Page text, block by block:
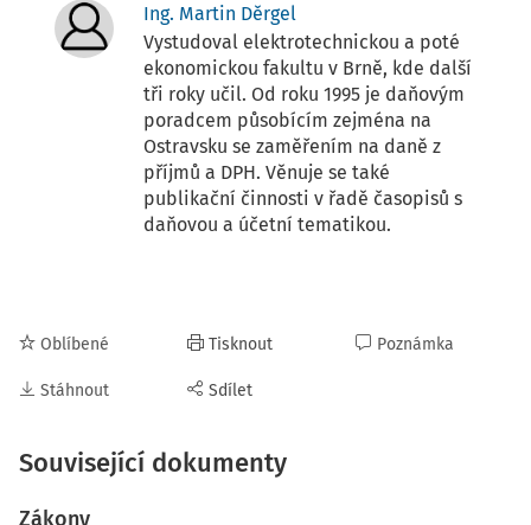
Ing. Martin Děrgel
Vystudoval elektrotechnickou a poté
ekonomickou fakultu v Brně, kde další
tři roky učil. Od roku 1995 je daňovým
poradcem působícím zejména na
Ostravsku se zaměřením na daně z
příjmů a DPH. Věnuje se také
publikační činnosti v řadě časopisů s
daňovou a účetní tematikou.
Oblíbené
Stáhnout
Tisknout
Sdílet
Poznámka
Související dokumenty
Zákony